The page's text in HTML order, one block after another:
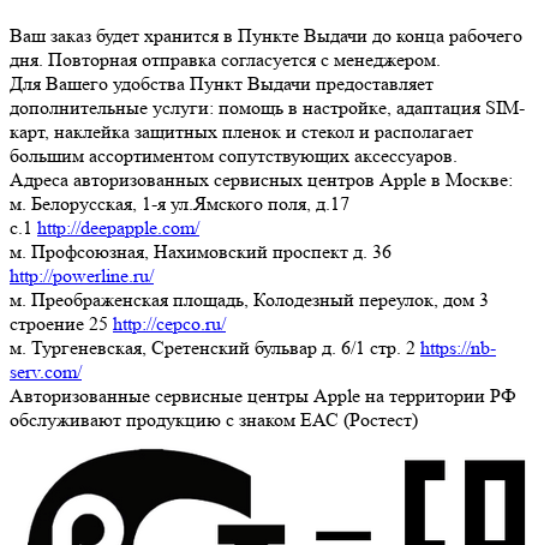
Ваш заказ будет хранится в Пункте Выдачи до конца рабочего
дня. Повторная отправка согласуется с менеджером.
Для Вашего удобства Пункт Выдачи предоставляет
дополнительные услуги: помощь в настройке, адаптация SIM-
карт, наклейка защитных пленок и стекол и располагает
большим ассортиментом сопутствующих аксессуаров.
Адреса авторизованных сервисных центров Apple в Москве:
м. Белорусская, 1-я ул.Ямского поля, д.17
c.1 http://deepapple.com/
м. Профсоюзная, Нахимовский проспект д. 36
http://powerline.ru/
м. Преображенская площадь, Колодезный переулок, дом 3
строение 25 http://cepco.ru/
м. Тургеневская, Сретенский бульвар д. 6/1 стр. 2 https://nb-
serv.com/
Авторизованные сервисные центры Apple на территории РФ
обслуживают продукцию с знаком ЕАС (Ростест)